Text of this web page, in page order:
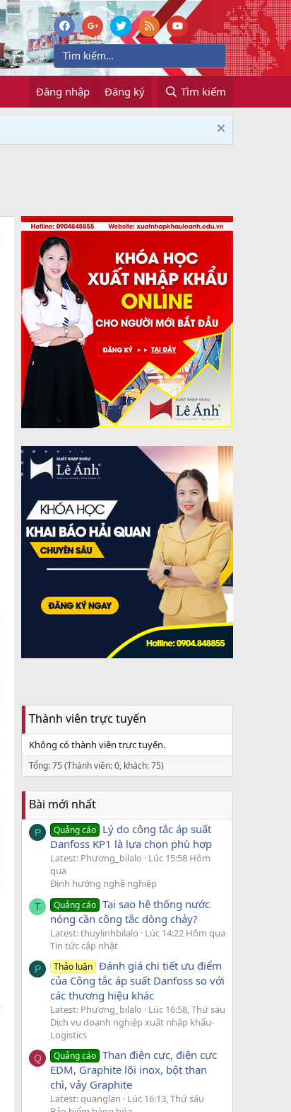
Đăng nhập Đăng ký Tìm kiếm
Thành viên trực tuyến
Không có thành viên trực tuyến.
Tổng: 75 (Thành viên: 0, khách: 75)
Bài mới nhất
P Quảng cáo Lý do công tắc áp suất
Danfoss KP1 là lựa chọn phù hợp
Latest: Phương_bilalo
Lúc 15:58 Hôm
qua
Định hướng nghề nghiệp
T Quảng cáo Tại sao hệ thống nước
nóng cần công tắc dòng chảy?
Latest: thuylinhbilalo
Lúc 14:22 Hôm qua
Tin tức cập nhật
P Thảo luận Đánh giá chi tiết ưu điểm
của Công tắc áp suất Danfoss so với
các thương hiệu khác
Latest: Phương_bilalo
Lúc 16:58, Thứ sáu
Dịch vụ doanh nghiệp xuất nhập khẩu-
Logistics
Q Quảng cáo Than điện cực, điện cực
EDM, Graphite lõi inox, bột than
chì, vảy Graphite
Latest: quanglan
Lúc 16:13, Thứ sáu